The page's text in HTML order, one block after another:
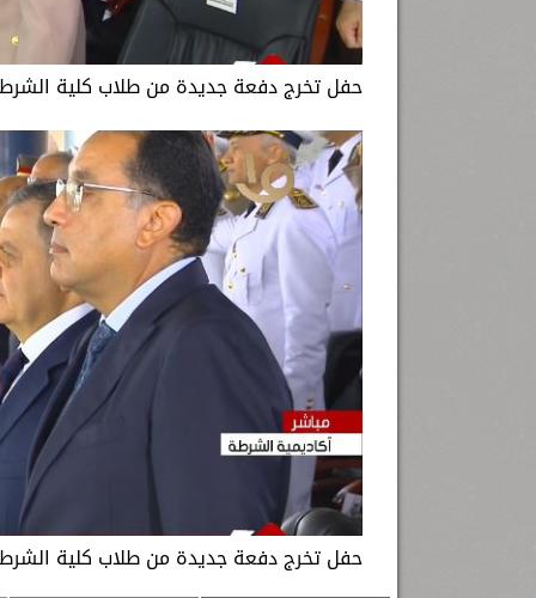
حفل تخرج دفعة جديدة من طلاب كلية الشرطة 2022، بحضور الرئيس عبد الفتاح
حفل تخرج دفعة جديدة من طلاب كلية الشرطة 2022، بحضور الرئيس عبد الفتاح